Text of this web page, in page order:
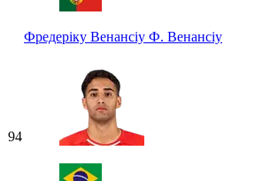
Фредеріку Венансіу Ф. Венансіу
94